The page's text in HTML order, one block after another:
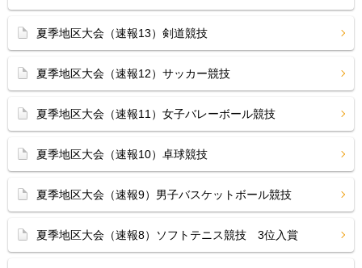
夏季地区大会（速報13）剣道競技
夏季地区大会（速報12）サッカー競技
夏季地区大会（速報11）女子バレーボール競技
夏季地区大会（速報10）卓球競技
夏季地区大会（速報9）男子バスケットボール競技
夏季地区大会（速報8）ソフトテニス競技 3位入賞